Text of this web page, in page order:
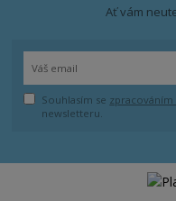
Ať vám
Souhlasím se
newsletteru.